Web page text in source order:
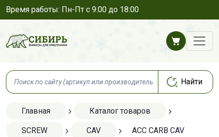
Время работы: Пн-Пт с 9:00 до 18:00
Главная Каталог товаров
SCREW CAV ACC CARB CAV